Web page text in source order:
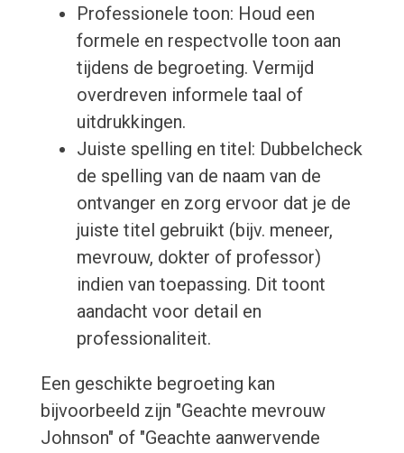
Professionele toon: Houd een
formele en respectvolle toon aan
tijdens de begroeting. Vermijd
overdreven informele taal of
uitdrukkingen.
Juiste spelling en titel: Dubbelcheck
de spelling van de naam van de
ontvanger en zorg ervoor dat je de
juiste titel gebruikt (bijv. meneer,
mevrouw, dokter of professor)
indien van toepassing. Dit toont
aandacht voor detail en
professionaliteit.
Een geschikte begroeting kan
bijvoorbeeld zijn "Geachte mevrouw
Johnson" of "Geachte aanwervende